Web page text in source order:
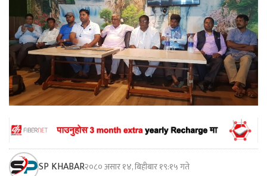
SP KHABAR२०८० असार १४, बिहीबार १९:१५ गते